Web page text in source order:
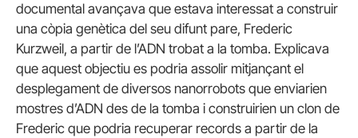
documental avançava que estava interessat a construir
una còpia genètica del seu difunt pare, Frederic
Kurzweil, a partir de l’ADN trobat a la tomba. Explicava
que aquest objectiu es podria assolir mitjançant el
desplegament de diversos nanorrobots que enviarien
mostres d’ADN des de la tomba i construirien un clon de
Frederic que podria recuperar records a partir de la